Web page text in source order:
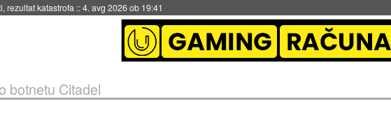
rezultat katastrofa ::4. avg 2026 ob 19:41
botnetu Citadel